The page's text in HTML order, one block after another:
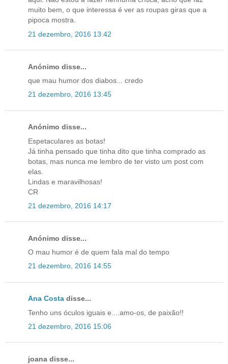
muito bem, o que interessa é ver as roupas giras que a
pipoca mostra.
21 dezembro, 2016 13:42
Anónimo disse...
que mau humor dos diabos... credo
21 dezembro, 2016 13:45
Anónimo disse...
Espetaculares as botas!
Já tinha pensado que tinha dito que tinha comprado as
botas, mas nunca me lembro de ter visto um post com
elas.
Lindas e maravilhosas!
CR
21 dezembro, 2016 14:17
Anónimo disse...
O mau humor é de quem fala mal do tempo
21 dezembro, 2016 14:55
Ana Costa disse...
Tenho uns óculos iguais e....amo-os, de paixão!!
21 dezembro, 2016 15:06
joana disse...